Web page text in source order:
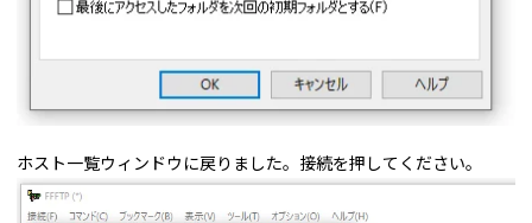
ホスト一覧ウィンドウに戻りました。接続を押してください。